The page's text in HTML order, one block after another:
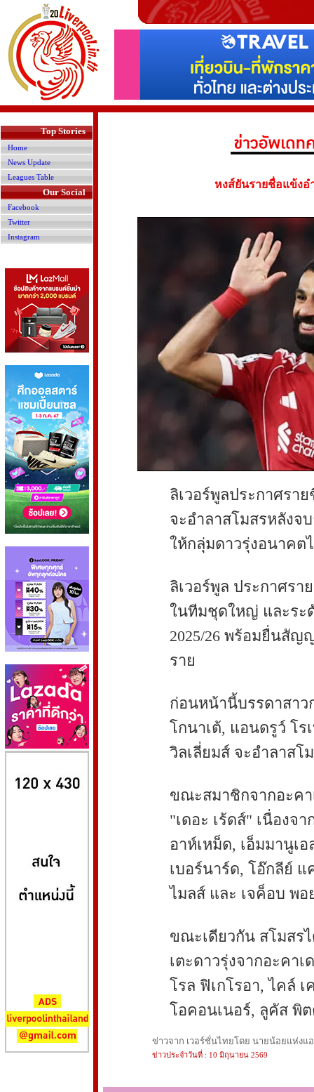
Top Stories
Home
News Update
Leagues Table
Our Social
Facebook
Twitter
Instagram
หงส์ยันรายชื่อแข้ง
ลิเวอร์พูลประกาศรา
จะอำลาสโมสรหลังจ
ให้กลุ่มดาวรุ่งอนาคต
ลิเวอร์พูล ประกาศรา
ในทีมชุดใหญ่ และระ
2025/26 พร้อมยื่นสัญ
ราย
ก่อนหน้านี้บรรดาสาว
โกนาเต้, แอนดรูว์ โร
วิลเลี่ยมส์ จะอำลาสโ
ขณะสมาชิกจากอะค
"เดอะ เร้ดส์" เนื่อง
อาห์เหม็ด, เอ็มมานูเ
เบอร์นาร์ด, โอ๊กลีย์
ไมลส์ และ เจค็อบ พอ
ขณะเดียวกัน สโมสร
เตะดาวรุ่งจากอะคา
โรล ฟิเกโรอา, ไคล์
โอคอนเนอร์, ลูคัส พิ
ข่าวจาก เวอร์ชั่นไทยโดย นายน้อยแห่งแ
ข่าวประจำวันที่ : 10 มิถุนายน 2569